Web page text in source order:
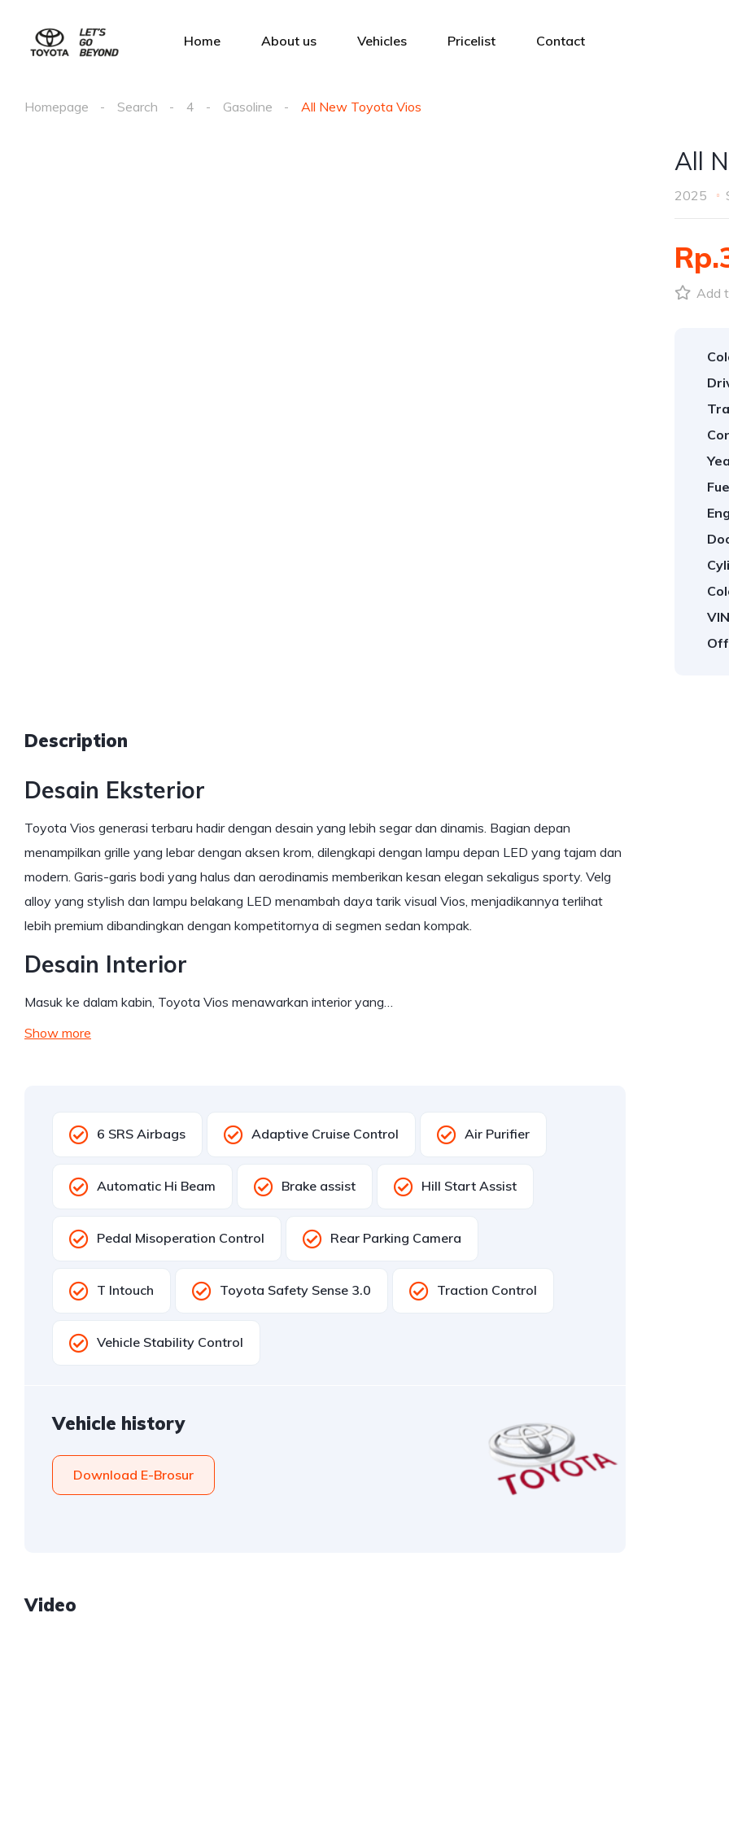
Home About us Vehicles Pricelist Contact
Homepage Search 4 Gasoline All New Toyota Vios
Description
Desain Eksterior
Toyota Vios generasi terbaru hadir dengan desain yang lebih segar dan dinamis. Bagian depan
menampilkan grille yang lebar dengan aksen krom, dilengkapi dengan lampu depan LED yang tajam dan
modern. Garis-garis bodi yang halus dan aerodinamis memberikan kesan elegan sekaligus sporty. Velg
alloy yang stylish dan lampu belakang LED menambah daya tarik visual Vios, menjadikannya terlihat
lebih premium dibandingkan dengan kompetitornya di segmen sedan kompak.
Desain Interior
Masuk ke dalam kabin, Toyota Vios menawarkan interior yang…
Show more
6 SRS Airbags Adaptive Cruise Control Air Purifier
Automatic Hi Beam Brake assist Hill Start Assist
Pedal Misoperation Control Rear Parking Camera
T Intouch Toyota Safety Sense 3.0 Traction Control
Vehicle Stability Control
Vehicle history
Download E-Brosur
Video
All
2025
Add